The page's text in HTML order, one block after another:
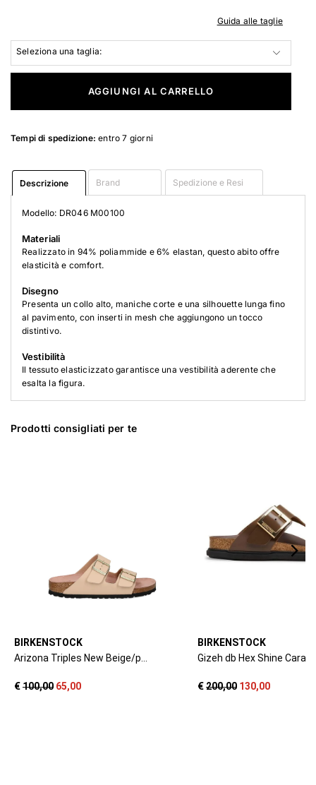
Guida alle taglie
Seleziona una taglia:
AGGIUNGI AL CARRELLO
Tempi di spedizione: entro 7 giorni
Descrizione Brand Spedizione e Resi
Modello: DR046 M00100
Materiali
Realizzato in 94% poliammide e 6% elastan, questo abito offre
elasticità e comfort.
Disegno
Presenta un collo alto, maniche corte e una silhouette lunga fino
al pavimento, con inserti in mesh che aggiungono un tocco
distintivo.
Vestibilità
Il tessuto elasticizzato garantisce una vestibilità aderente che
esalta la figura.
Prodotti consigliati per te